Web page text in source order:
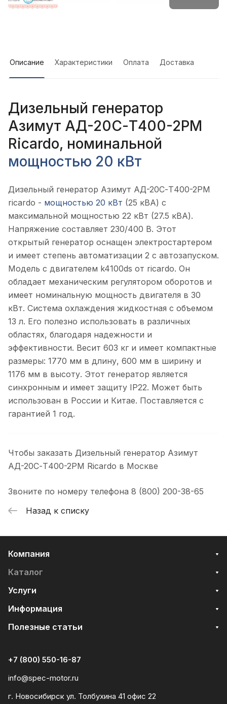
Описание Характеристики Оплата Доставка
Дизельный генератор
Азимут АД-20С-Т400-2РМ
Ricardo, номинальной
мощностью 20 кВт
Дизельный генератор Азимут АД-20С-Т400-2РМ
ricardo - мощностью 20 кВт (25 кВА) с
максимальной мощностью 22 кВт (27.5 кВА).
Напряжение составляет 230/400 В. Этот
открытый генератор оснащен электростартером
и имеет степень автоматизации 2 с автозапуском.
Модель с двигателем k4100ds от ricardo. Он
обладает механическим регулятором оборотов и
имеет номинальную мощность двигателя в 30
кВт. Система охлаждения жидкостная с объемом
13 л. Его полезно использовать в различных
областях, благодаря надежности и
эффективности. Весит 603 кг и имеет компактные
размеры: 1770 мм в длину, 600 мм в ширину и
1176 мм в высоту. Этот генератор является
синхронным и имеет защиту IP22. Может быть
использован в России и Китае. Поставляется с
гарантией 1 год.
Чтобы заказать Дизельный генератор Азимут
АД-20С-Т400-2РМ Ricardo в Москве
Звоните по номеру телефона 8 (800) 200-38-65
Назад к списку
Компания
Каталог
Услуги
Информация
Полезные статьи
+7 (800) 550-16-87
info@spec-motor.ru
г. Новосибирск ул. Толбухина 41 офис 22